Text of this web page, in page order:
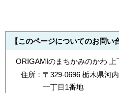
【このページについてのお問い
ORIGAMIのまちかみのかわ
住所： 〒329-0696 栃木県河
一丁目1番地